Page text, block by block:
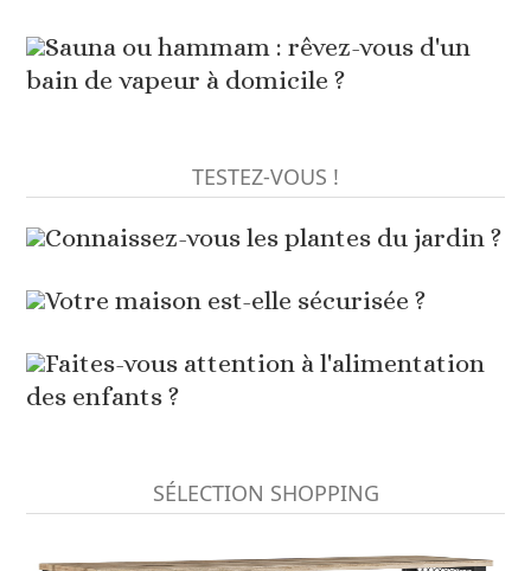
Sauna ou hammam : rêvez-vous d'un
bain de vapeur à domicile ?
TESTEZ-VOUS !
Connaissez-vous les plantes du jardin ?
Votre maison est-elle sécurisée ?
Faites-vous attention à l'alimentation
des enfants ?
SÉLECTION SHOPPING